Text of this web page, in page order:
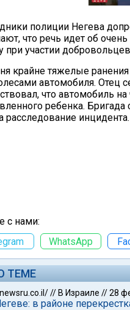
полиции Негева
что речь идет об
при участии
крайне тяжелые
автомобиля. Отец
что автомобиль
ребенка.
расследование инцидента.
с нами:
WhatsApp
ТЕМЕ
// В Израиле //28
в районе